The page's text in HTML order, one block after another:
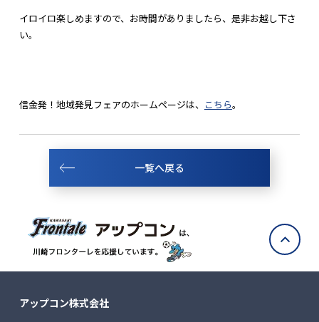
イロイロ楽しめますので、お時間がありましたら、是非お越し下さ
い。
信金発！地域発見フェアのホームページは、 こちら。
一覧へ戻る
アップコン株式会社